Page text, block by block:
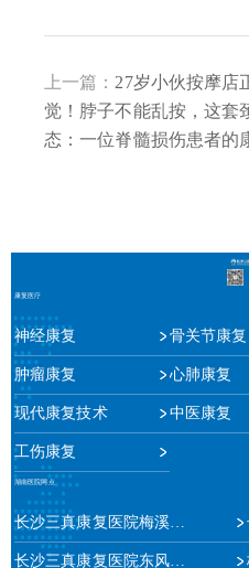
上一篇： 27岁小伙按摩店
觉！脖子不能乱按，这套
态：一位脊髓损伤患者的
康复医疗
神经康复 骨关节康复
肿瘤康复 心肺康复
现代康复技术 中医康复
工伤康复
湖南医院网点